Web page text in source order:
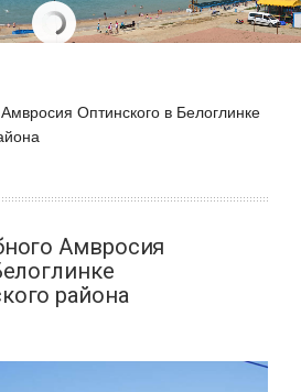
Оптинского в Белоглинке
Амвросия
района